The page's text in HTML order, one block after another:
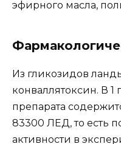
эфирного масла,
Из гликозидов
конваллятоксин. В 1
препарата
83300 ЛЕД, то есть
активности в